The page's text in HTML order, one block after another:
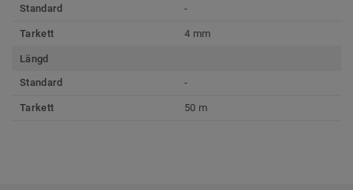
Standard
-
Tarkett 4 mm
Längd
Standard
-
Tarkett 50 m